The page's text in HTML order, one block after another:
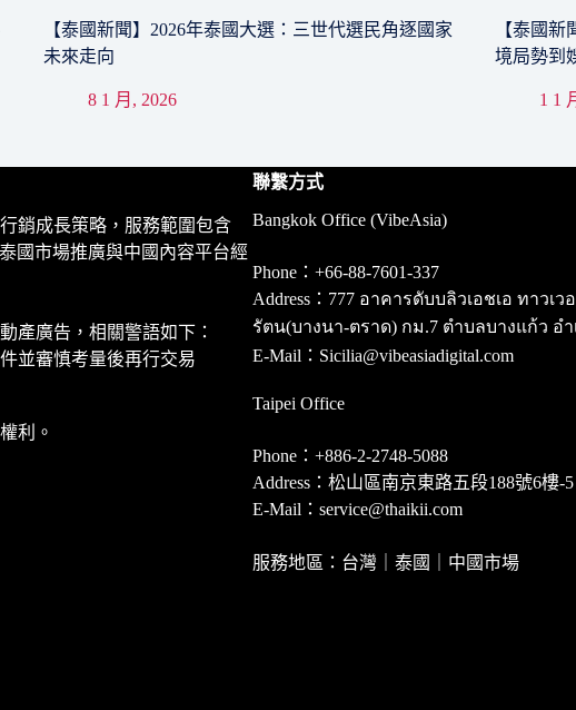
【泰國新聞】2026年泰國大選：三世代選民角逐國家
未來走向
8 1 月, 2026
【泰國
境局勢到
1 1
銷成長策略，服務範圍包含
國市場推廣與中國內容平台經
產廣告，相關警語如下：
並審慎考量後再行交易
利。
聯繫方式
Bangkok Office (VibeAsia)
Phone：+66-88-7601-337
Address：777 อาคารดับบลิวเอชเอ ทาว
รัตน(บางนา-ตราด) กม.7 ตำบลบางแก้ว อ
E-Mail：Sicilia@vibeasiadigital.com
Taipei Office
Phone：+886-2-2748-5088
Address：松山區南京東路五段188號6樓-5
E-Mail：service@thaikii.com
服務地區：台灣｜泰國｜中國市場